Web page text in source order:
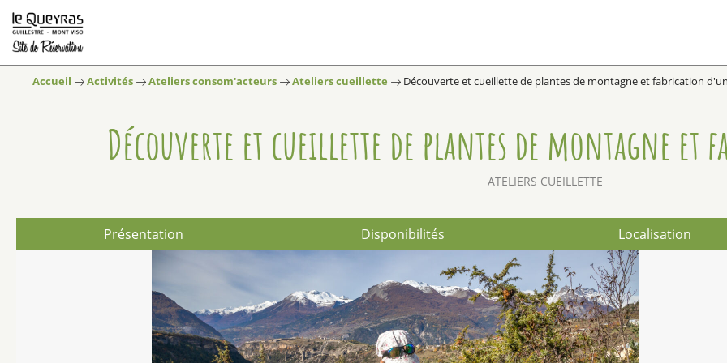
Accueil Activités Ateliers consom'acteurs Ateliers cueillette Découverte et cueillette de plantes de montagne et fabrication
Découverte et cueillette de plantes de montagne et
ATELIERS CUEILLETTE
Présentation Disponibilités Localisation